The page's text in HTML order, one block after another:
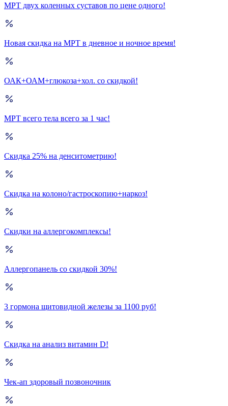
МРТ двух коленных суставов по цене одного!
Новая скидка на МРТ в дневное и ночное время!
ОАК+ОАМ+глюкоза+хол. со скидкой!
МРТ всего тела всего за 1 час!
Скидка 25% на денситометрию!
Скидка на колоно/гастроскопию+наркоз!
Скидки на аллергокомплексы!
Аллергопанель со скидкой 30%!
3 гормона щитовидной железы за 1100 руб!
Скидка на анализ витамин D!
Чек-ап здоровый позвоночник